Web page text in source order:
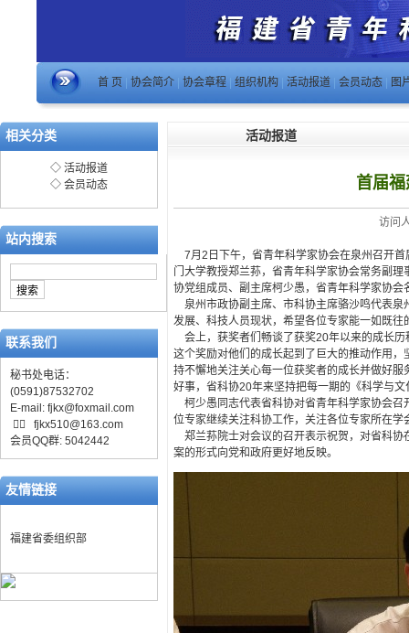
首 页 协会简介 协会章程 组织机构 活动报道 会员动态 图
相关分类
◇ 活动报道
◇ 会员动态
站内搜索
联系我们
秘书处电话：
(0591)87532702
E-mail: fjkx@foxmail.com
 fjkx510@163.com
会员QQ群: 5042442
友情链接
福建省委组织部
活动报道
首届
访问
7月2日下午，省青年科学家协会在泉州召开
门大学教授郑兰荪，省青年科学家协会常务副
协党组成员、副主席柯少愚，省青年科学家协
泉州市政协副主席、市科协主席骆沙鸣代表泉
发展、科技人员现状，希望各位专家能一如既
会上，获奖者们畅谈了获奖20年以来的成长历
这个奖励对他们的成长起到了巨大的推动作用
持不懈地关注关心每一位获奖者的成长并做好
好事，省科协20年来坚持把每一期的《科学与
柯少愚同志代表省科协对省青年科学家协会召
位专家继续关注科协工作，关注各位专家所在
郑兰荪院士对会议的召开表示祝贺，对省科协
案的形式向党和政府更好地反映。